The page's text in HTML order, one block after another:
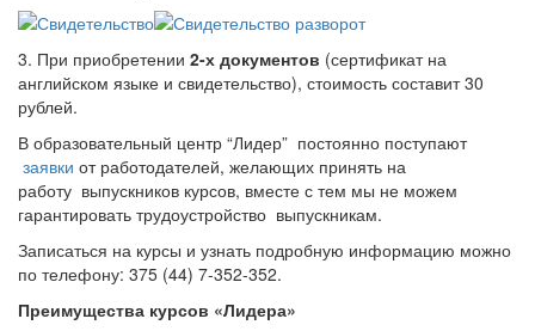
3. При приобретении 2-х документов (сертификат на
английском языке и свидетельство), стоимость составит 30
рублей.
В образовательный центр “Лидер” постоянно поступают
заявки от работодателей, желающих принять на
работу выпускников курсов, вместе с тем мы не можем
гарантировать трудоустройство выпускникам.
Записаться на курсы и узнать подробную информацию можно
по телефону: 375 (44) 7-352-352.
Преимущества курсов «Лидера»